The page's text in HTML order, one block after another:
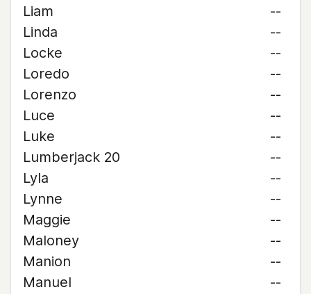
Liam
--
Linda
--
Locke
--
Loredo
--
Lorenzo
--
Luce
--
Luke
--
Lumberjack 20
--
Lyla
--
Lynne
--
Maggie
--
Maloney
--
Manion
--
Manuel
--